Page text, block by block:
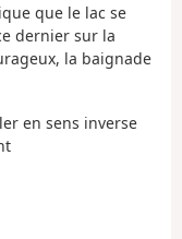
que le lac se
dernier sur la
la baignade
en sens inverse